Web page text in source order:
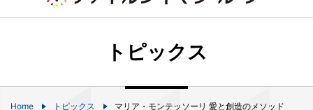
トピックス
Home トピックス マリア・モンテッソーリ 愛と創造のメソッド